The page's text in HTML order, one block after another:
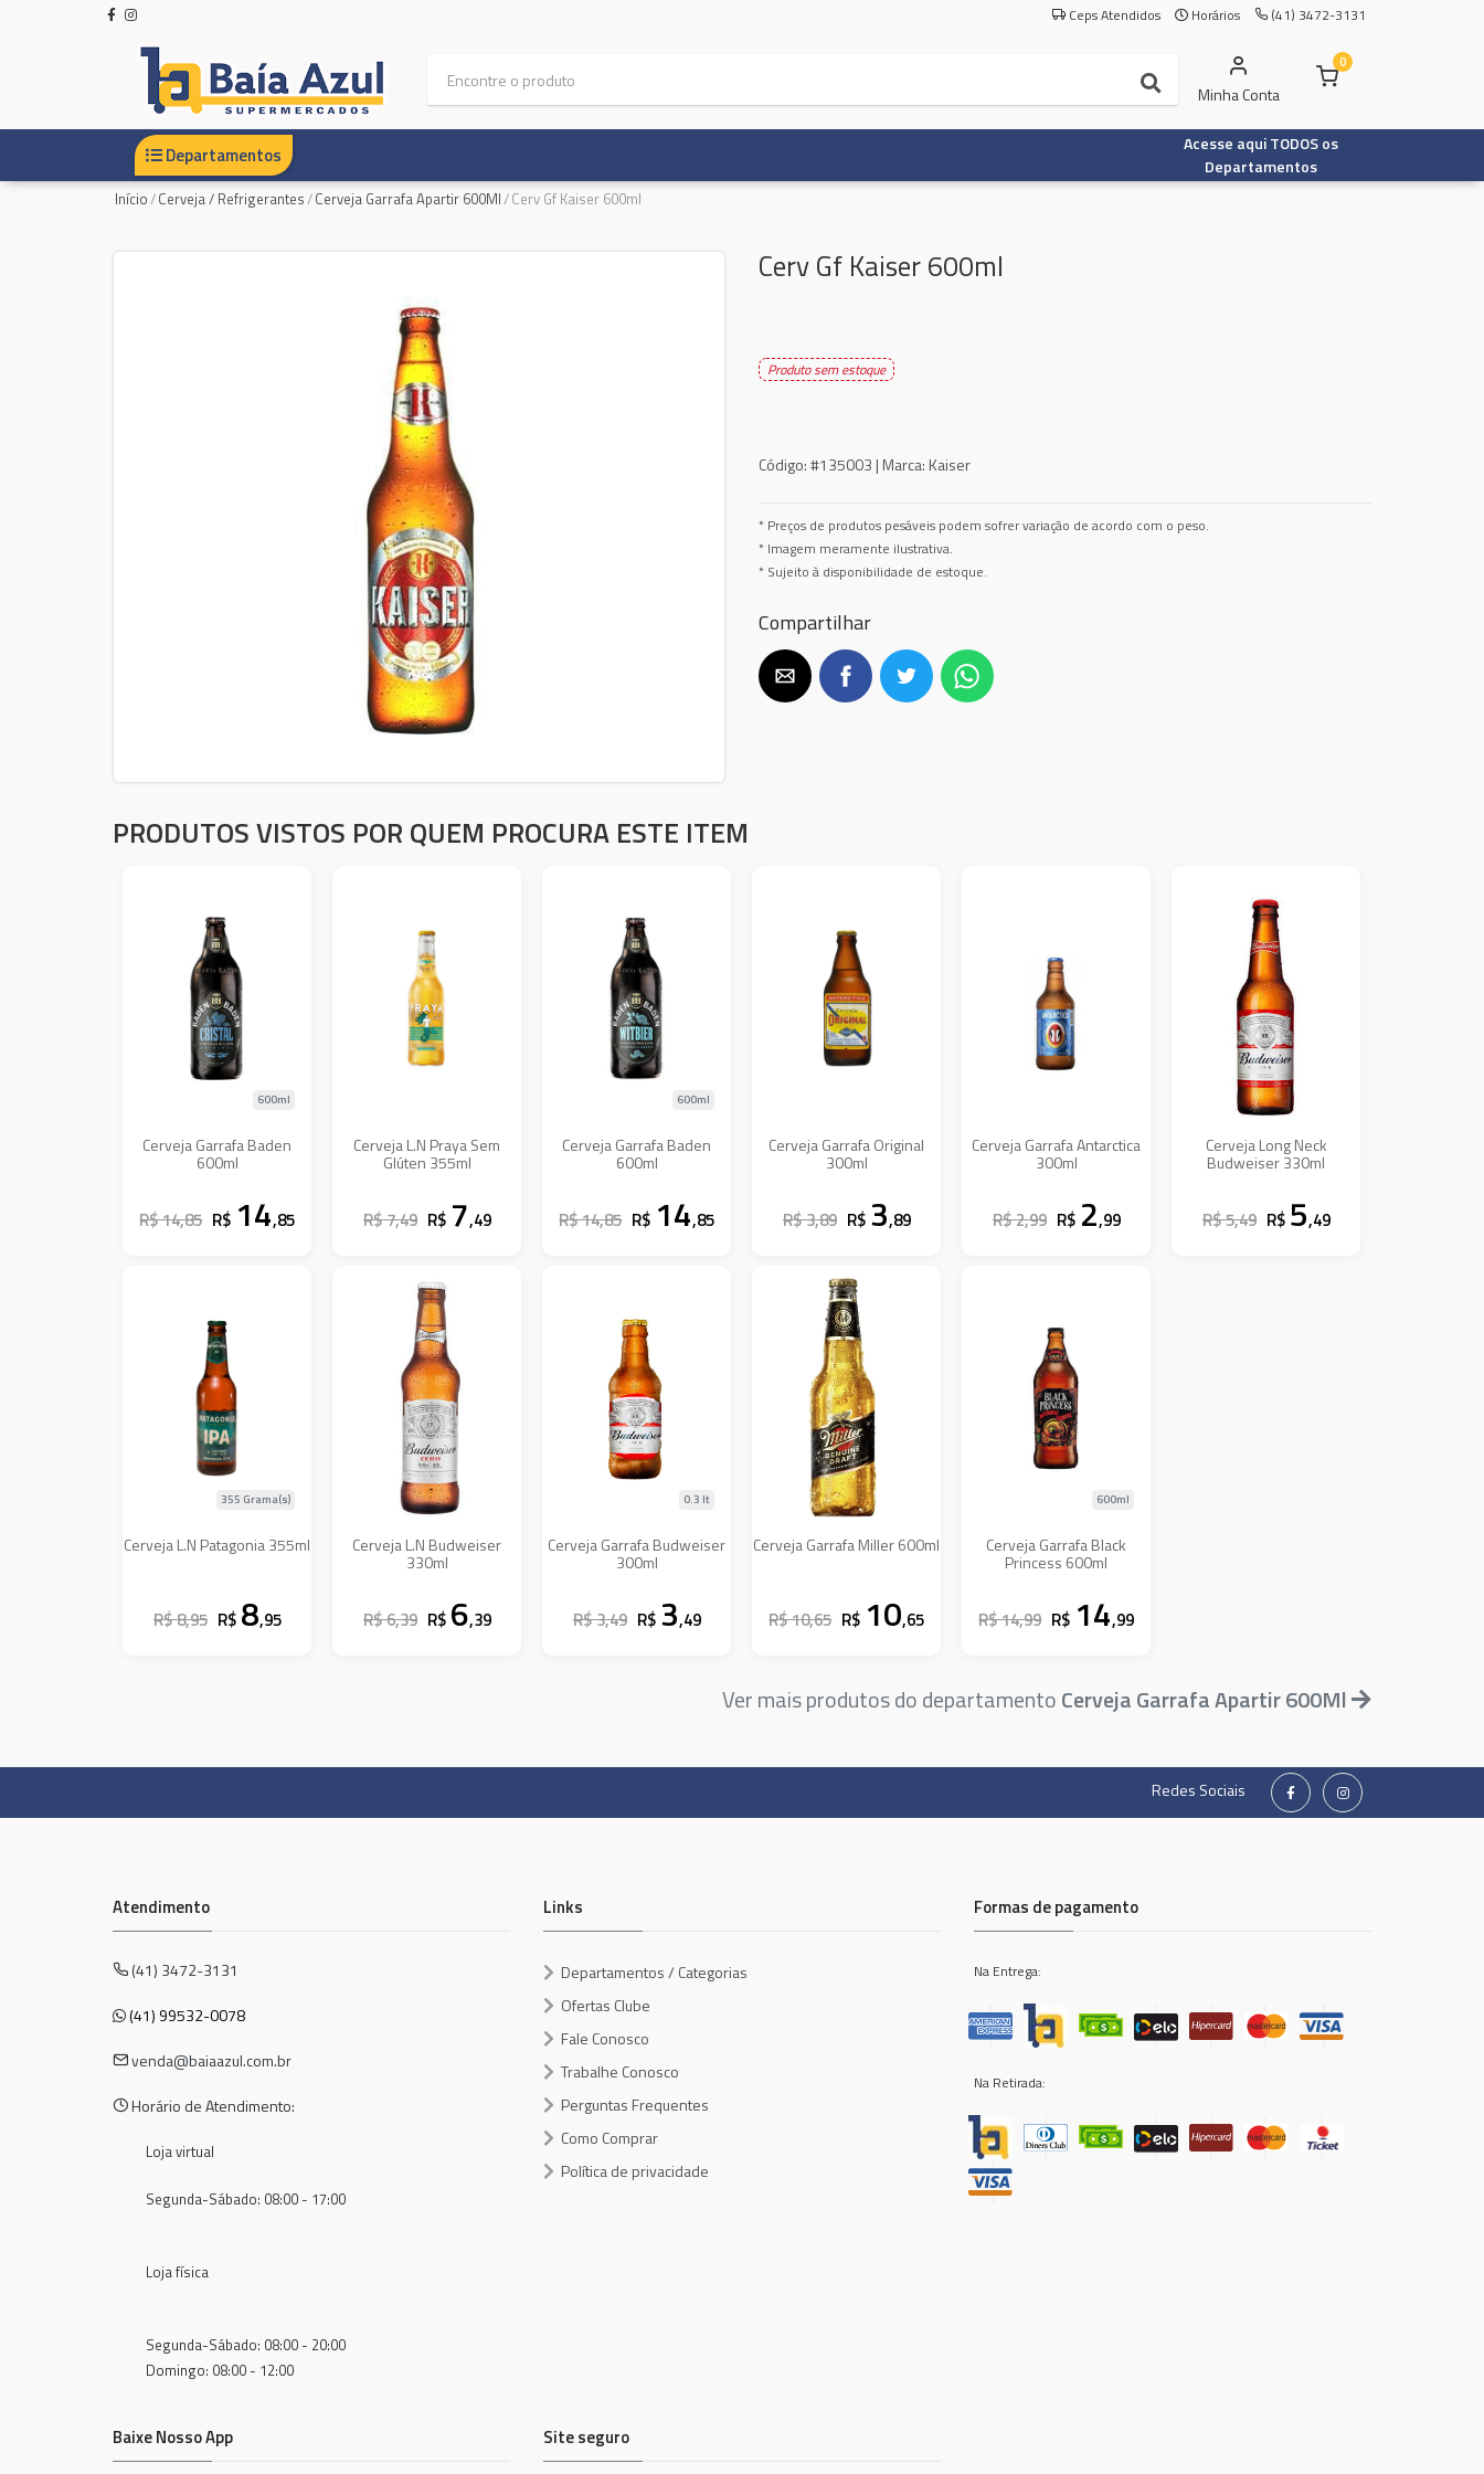
Ceps Atendidos Horários (41) 3472-3131
Minha Conta
0
Departamentos
Acesse aqui TODOS os
Departamentos
Início/Cerveja / Refrigerantes/Cerveja Garrafa Apartir 600Ml/Cerv Gf Kaiser 600ml
Cerv Gf Kaiser 600ml
Produto sem estoque
Código:#135003 | Marca: Kaiser
* Preços de produtos pesáveis podem sofrer variação de acordo com o peso.
* Imagem meramente ilustrativa.
* Sujeito à disponibilidade de estoque.
Compartilhar
PRODUTOS VISTOS POR QUEM PROCURA ESTE ITEM
Cerveja Garrafa Baden
600ml
600ml
R$ 14,85 R$ 14,85
Cerveja L.N Praya Sem
Glúten 355ml
R$ 7,49 R$ 7,49
Cerveja Garrafa Baden
600ml
600ml
R$ 14,85 R$ 14,85
Cerveja Garrafa Original
300ml
R$ 3,89 R$ 3,89
Cerveja Garrafa Antarctica
300ml
R$ 2,99 R$ 2,99
Cerveja Long Neck
Budweiser 330ml
R$ 5,49 R$ 5,49
Cerveja L.N Patagonia 355ml
355 Grama(s)
R$ 8,95 R$ 8,95
Cerveja L.N Budweiser
330ml
R$ 6,39 R$ 6,39
Cerveja Garrafa Budweiser
300ml
0.3 lt
R$ 3,49 R$ 3,49
Cerveja Garrafa Miller 600ml
R$ 10,65 R$ 10,65
Cerveja Garrafa Black
Princess 600ml
600ml
R$ 14,99 R$ 14,99
Ver mais produtos do departamentoCerveja Garrafa Apartir 600Ml
Redes Sociais
Atendimento
(41) 3472-3131
(41) 99532-0078
venda@baiaazul.com.br
Horário de Atendimento:
Loja virtual
Segunda-Sábado: 08:00 - 17:00
Loja física
Segunda-Sábado: 08:00 - 20:00
Domingo: 08:00 - 12:00
Links
Departamentos / Categorias
Ofertas Clube
Fale Conosco
Trabalhe Conosco
Perguntas Frequentes
Como Comprar
Política de privacidade
Formas de pagamento
Na Entrega:
Na Retirada:
Baixe Nosso App Site seguro